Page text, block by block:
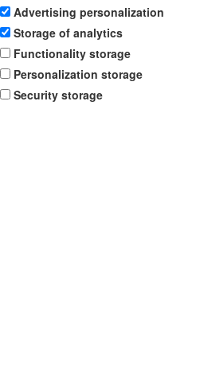
Advertising personalization
Storage of analytics
Functionality storage
Personalization storage
Security storage